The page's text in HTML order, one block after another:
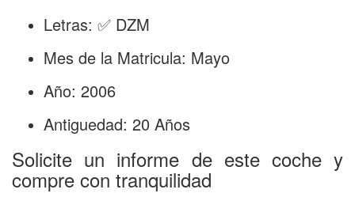
Letras: ✅ DZM
Mes de la Matricula: Mayo
Año: 2006
Antiguedad: 20 Años
Solicite un informe de este coche y
compre con tranquilidad